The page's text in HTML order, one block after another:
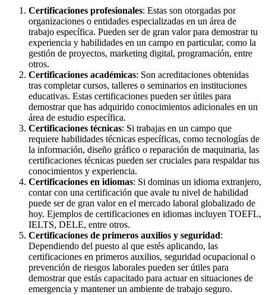
Certificaciones profesionales: Estas son otorgadas por
organizaciones o entidades especializadas en un área de
trabajo específica. Pueden ser de gran valor para demostrar tu
experiencia y habilidades en un campo en particular, como la
gestión de proyectos, marketing digital, programación, entre
otros.
Certificaciones académicas: Son acreditaciones obtenidas
tras completar cursos, talleres o seminarios en instituciones
educativas. Estas certificaciones pueden ser útiles para
demostrar que has adquirido conocimientos adicionales en un
área de estudio específica.
Certificaciones técnicas: Si trabajas en un campo que
requiere habilidades técnicas específicas, como tecnologías de
la información, diseño gráfico o reparación de maquinaria, las
certificaciones técnicas pueden ser cruciales para respaldar tus
conocimientos y experiencia.
Certificaciones en idiomas: Si dominas un idioma extranjero,
contar con una certificación que avale tu nivel de habilidad
puede ser de gran valor en el mercado laboral globalizado de
hoy. Ejemplos de certificaciones en idiomas incluyen TOEFL,
IELTS, DELE, entre otros.
Certificaciones de primeros auxilios y seguridad:
Dependiendo del puesto al que estés aplicando, las
certificaciones en primeros auxilios, seguridad ocupacional o
prevención de riesgos laborales pueden ser útiles para
demostrar que estás capacitado para actuar en situaciones de
emergencia y mantener un ambiente de trabajo seguro.